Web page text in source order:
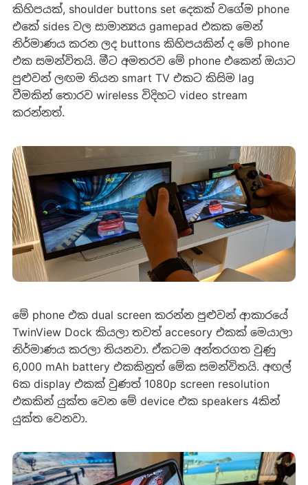
කිහිපයක්, shoulder buttons set දෙකක් වගේම phone
එකේ sides වල සාමාන්‍යය gamepad එකක මෙන්
නිර්මාණය කරන ලද buttons කිහිපයකින් ද මේ phone
එක සමන්විතයි. මීට අමතරව මේ phone එකෙන් ඔයාට
පුළුවන් ලඟම තියන smart TV එකට කිසිම lag
වීමකින් තොරව wireless විදිහට video stream
කරන්නත්.
මේ phone එක dual screen කරන්න පුළුවන් ආකාරයේ
TwinView Dock කියලා තවත් accesory එකක් මෙයාලා
නිර්මාණය කරලා තියනවා. ඒකටම අන්තරගත වුණු
6,000 mAh battery එකකිනුත් මේක සමන්විතයි. අඟල්
6ක display එකක් වුණත් 1080p screen resolution
එකකින් යුක්ත වෙන මේ device එක speakers 4කින්
යුක්ත වෙනවා.